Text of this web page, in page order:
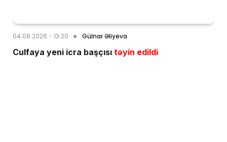
04.08.2026 - 13:20 Gülnar Əliyeva
Culfaya yeni icra başçısı təyin edildi